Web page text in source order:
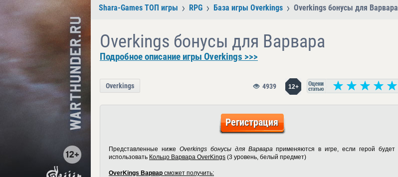
Shara-Games ТОП игры RPG База игры Overkings Overkings бонусы для Варвара
Overkings бонусы для Варвара
Подробное описание игры Overkings >>>
Overkings 12+
4939
Регистрация
Представленные ниже Overkings бонусы для Варвараприменяются в игре, если герой будет
использовать Кольцо Варвара OverKings (3 уровень, белый предмет)
OverKings Варвар сможет получить: